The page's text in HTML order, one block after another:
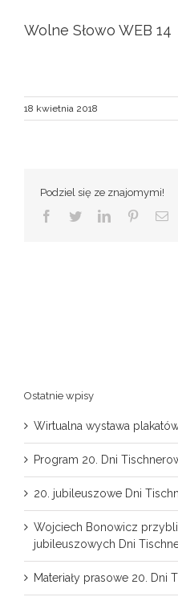
Wolne Słowo WEB 14
18 kwietnia 2018
Podziel się ze znajomymi!
Facebook
TwitterLinkedInPinterest
Ostatnie wpisy
Wirtualna wystawa
Program 20. Dni
20. jubileuszowe Dni
Wojciech Bonowicz
jubileuszowych Dni
Materiały prasowe 20. Dni